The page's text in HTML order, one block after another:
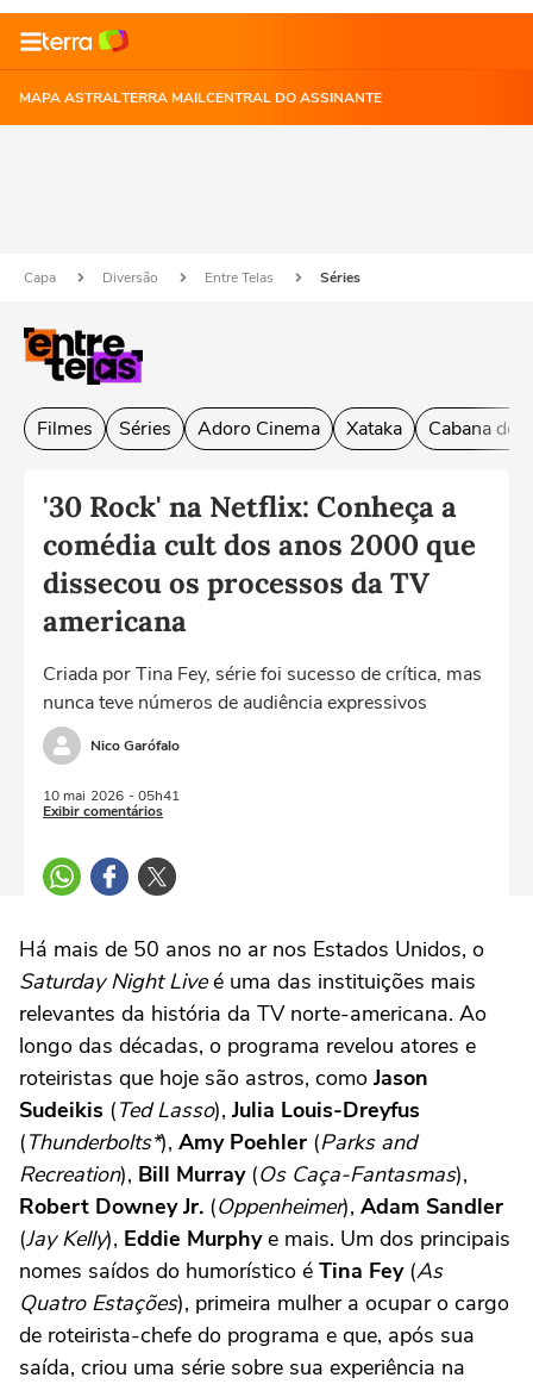
MAPA ASTRALTERRA MAILCENTRAL DO ASSINANTE
Capa Diversão Entre Telas Séries
Filmes Séries Adoro Cinema Xataka Cabana do
'30 Rock' na Netflix: Conheça a
comédia cult dos anos 2000 que
dissecou os processos da TV
americana
Criada por Tina Fey, série foi sucesso de crítica, mas
nunca teve números de audiência expressivos
Nico Garófalo
10 mai 2026 - 05h41
Exibir comentários
Há mais de 50 anos no ar nos Estados Unidos, o
Saturday Night Liveé uma das instituições mais
relevantes da história da TV norte-americana. Ao
longo das décadas, o programa revelou atores e
roteiristas que hoje são astros, como Jason
Sudeikis (Ted Lasso), Julia Louis-Dreyfus
(Thunderbolts*), Amy Poehler (Parks and
Recreation), Bill Murray(Os Caça-Fantasmas),
Robert Downey Jr. (Oppenheimer), Adam Sandler
(Jay Kelly), Eddie Murphye mais. Um dos principais
nomes saídos do humorístico é Tina Fey(As
Quatro Estações), primeira mulher a ocupar o cargo
de roteirista-chefe do programa e que, após sua
saída, criou uma série sobre sua experiência na